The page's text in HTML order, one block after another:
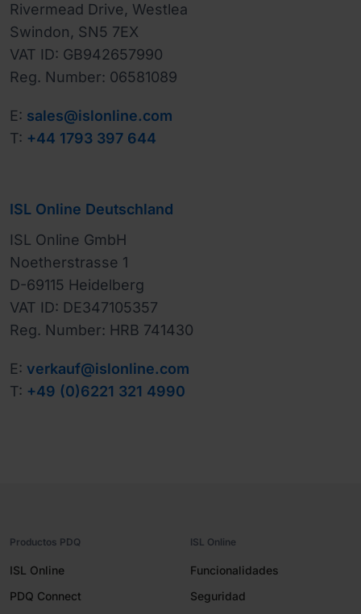
Rivermead Drive, Westlea
Swindon, SN5 7EX
VAT ID: GB942657990
Reg. Number: 06581089
E: sales@islonline.com
T: +44 1793 397 644
ISL Online Deutschland
ISL Online GmbH
Noetherstrasse 1
D-69115 Heidelberg
VAT ID: DE347105357
Reg. Number: HRB 741430
E: verkauf@islonline.com
T: +49 (0)6221 321 4990
Productos PDQ
ISL Online
PDQ Connect
ISL Online
Funcionalidades
Seguridad